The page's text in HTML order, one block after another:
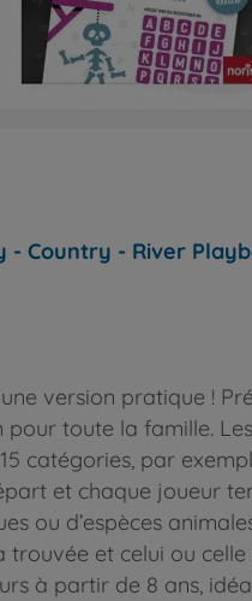
- Country - River
version pratique !
toute la famille.
catégories, par
et chaque joueur
ou d’espèces
trouvée et celui ou
à partir de 8 ans,